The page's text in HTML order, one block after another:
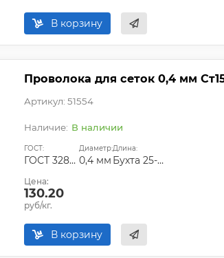
В корзину
Проволока для сеток 0,4 мм
Артикул: 51554
В наличии
ГОСТ:
ГОСТ 3282-74
Диаметр:
0,4 мм
Длина:
Бухта 25-50 кг
Цена:
130.20
руб/кг.
В корзину